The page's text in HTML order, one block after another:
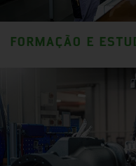
FORMAÇÃO E